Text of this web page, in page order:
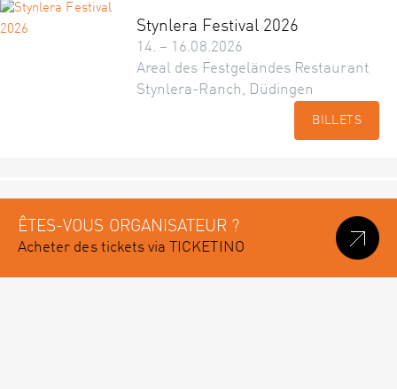
Stynlera Festival 2026
14. – 16.08.2026
Areal des Festgeländes Restaurant
Stynlera-Ranch, Düdingen
BILLETS
ÊTES-VOUS ORGANISATEUR ?
Acheter des tickets via TICKETINO